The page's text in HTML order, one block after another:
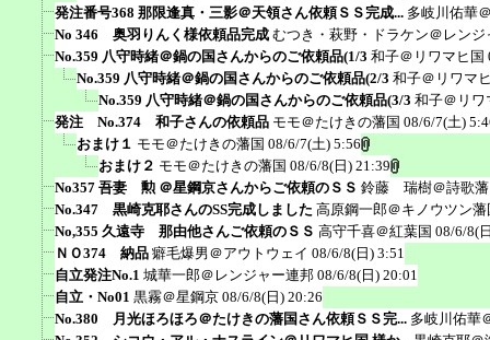
発注番号368 那限逢真・三影＠天領さん依頼ＳＳ完成... 多岐川佑華
No 346 奥羽りんく様依頼品完成 むつき・萩野・ドラケン＠レンジ
No.359 八守時緒＠鍋の国さんからのご依頼品(1/3 和子＠リワマヒ国
No.359 八守時緒＠鍋の国さんからのご依頼品(2/3 和子＠リワマ
No.359 八守時緒＠鍋の国さんからのご依頼品(3/3 和子＠リワ
発注 No.374 和子さんの依頼品 モモ＠たけきの藩国 08/6/7(土)
おまけ１ モモ＠たけきの藩国 08/6/7(土) 5:56
おまけ２ モモ＠たけきの藩国 08/6/8(日) 21:39
No357 吾妻 勲 ＠星鋼京さんからご依頼のＳＳ 鈴藤 瑞樹＠詩歌
No.347 黒崎克耶さんのSS完成しました 高原鋼一郎＠キノウツン藩
No,355 久遠寺 那由他さんご依頼のＳＳ 高守千喜＠紅葉国 08/6/8(
ＮＯ374 納品 癖毛爆男＠アウトウェイ 08/6/8(日) 3:51
自立発注No.1 城華一郎＠レンジャー連邦 08/6/8(日) 20:01
自立・No01 黒霧＠星鋼京 08/6/8(日) 20:26
No.380 月光ほろほろ＠たけきの藩国さん依頼ＳＳ完... 多岐川佑華